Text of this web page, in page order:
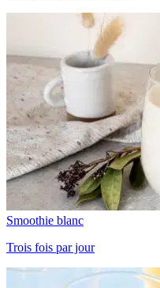
Smoothie blanc
Trois fois par jour